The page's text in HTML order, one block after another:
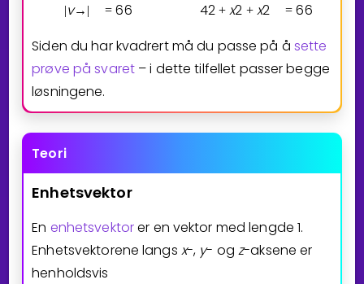
|v→ | = 66 42 + x2 + x2 = 66
Siden du har kvadrert må du passe på å sette
prøve på svaret – i dette tilfellet passer begge
løsningene.
Teori
Enhetsvektor
En enhetsvektorer en vektor med lengde 1.
Enhetsvektorene langs x-, y- ogz-aksene er
henholdsvis